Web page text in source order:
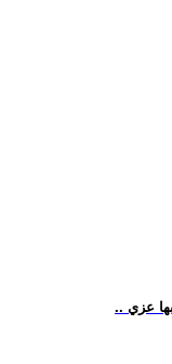
عزي